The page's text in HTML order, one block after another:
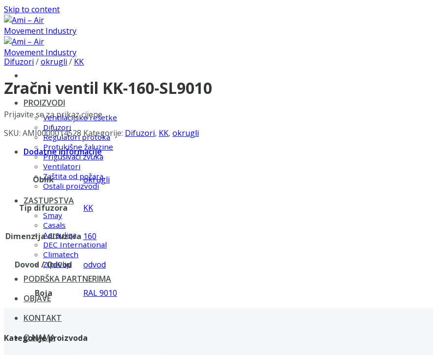
Skip to content
PROIZVODI
Ventilacijske rešetke
Difuzori
Regulatori protoka
Protukišne žaluzine
Prigušivači zvuka
Ventilatori
Zaštita od požara
Ostali proizvodi
ZASTUPSTVA
Smay
Casals
Aerauliqa
DEC International
Climatech
Zip-Clip
PODRŠKA PARTNERIMA
OBJAVE
KONTAKT
O NAMA
Difuzori /okrugli / KK
Zračni ventil KK-160-SL9010
Prijavite se za prikaz cijene
SKU: AMI0000014528 Kategorije: Difuzori, KK, okrugli
Dodatne informacije
Oblik okrugli
Tip difuzora KK
Dimenzija difuzora 160
Dovod / Odvod odvod
Boja RAL 9010
Kategorije proizvoda